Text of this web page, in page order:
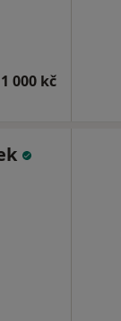
000 kč